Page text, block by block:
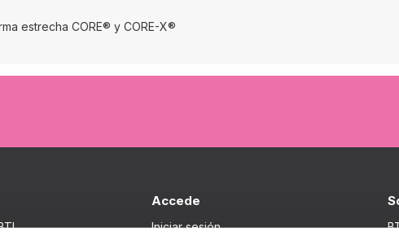
estrecha CORE® y CORE-X®
Accede
Iniciar sesión